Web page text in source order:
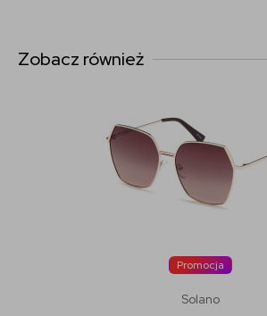
Zobacz również
Promocja
Solano